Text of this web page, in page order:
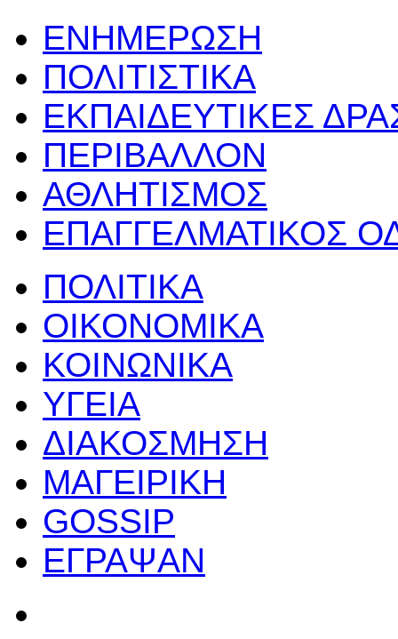
ΕΝΗΜΕΡΩΣΗ
ΠΟΛΙΤΙΣΤΙΚΑ
ΕΚΠΑΙΔΕΥΤΙΚΕΣ
ΠΕΡΙΒΑΛΛΟΝ
ΑΘΛΗΤΙΣΜΟΣ
ΕΠΑΓΓΕΛΜΑΤΙΚΟΣ
ΠΟΛΙΤΙΚΑ
ΟΙΚΟΝΟΜΙΚΑ
ΚΟΙΝΩΝΙΚΑ
ΥΓΕΙΑ
ΔΙΑΚΟΣΜΗΣΗ
ΜΑΓΕΙΡΙΚΗ
GOSSIP
ΕΓΡΑΨΑΝ